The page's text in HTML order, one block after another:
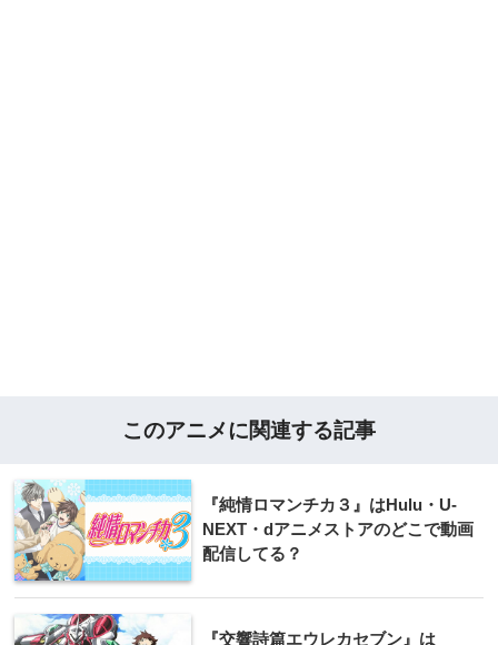
このアニメに関連する記事
『純情ロマンチカ３』はHulu・U-
NEXT・dアニメストアのどこで動画
配信してる？
『交響詩篇エウレカセブン』は